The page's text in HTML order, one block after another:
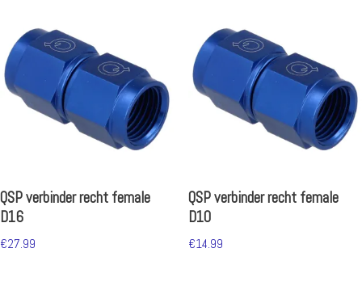
QSP verbinder recht female
D16
€27.99
QSP verbinder recht female
D10
€14.99